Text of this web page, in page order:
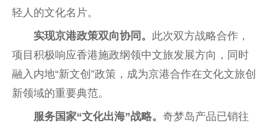
轻人的文化名片。
实现京港政策双向协同。 此次双方战略合作，
项目积极响应香港施政纲领中文旅发展方向，同时
融入 内地“新文创”政策，成为京港合作在文化文旅创
新领域的重要典范。
服务国家“文化出海”战略。 奇梦岛产品已销往